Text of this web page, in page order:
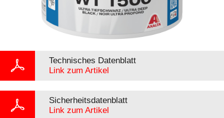
Technisches Datenblatt
Link zum Artikel
Sicherheitsdatenblatt
Link zum Artikel